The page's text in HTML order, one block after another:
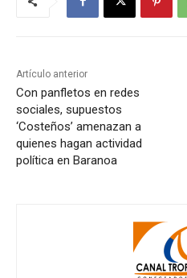
Artículo anterior
Con panfletos en redes
sociales, supuestos
‘Costeños’ amenazan a
quienes hagan actividad
política en Baranoa